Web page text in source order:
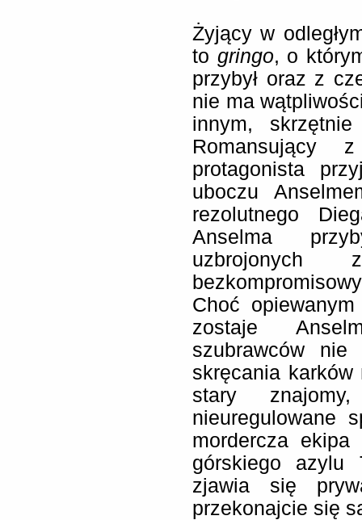
Żyjący w
to gringo, o
przybył oraz z
nie ma
innym,
Romansujący
protagonista
uboczu
rezolutnego
Anselma
Choć
zostaje
szubrawców
skręcania
stary
nieuregulowane
mordercza
górskiego azylu
zjawia się
przekonajcie się